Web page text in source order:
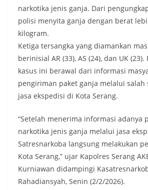
narkotika jenis ganja. Dari
polisi menyita ganja dengan berat
kilogram.
Ketiga tersangka yang diamankan
berinisial AR (33), AS (24), dan UK
kasus ini berawal dari informasi
pengiriman paket ganja melalui salah
jasa ekspedisi di Kota Serang.
“Setelah menerima informasi adanya
narkotika jenis ganja melalui jasa
Satresnarkoba langsung melakukan
Kota Serang,” ujar Kapolres Serang
Kurniawan didampingi
Rahadiansyah, Senin (2/2/2026).